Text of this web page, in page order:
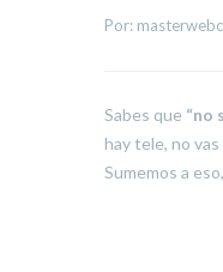
Por:
Sabes que “no
hay tele, no
Sumemos a